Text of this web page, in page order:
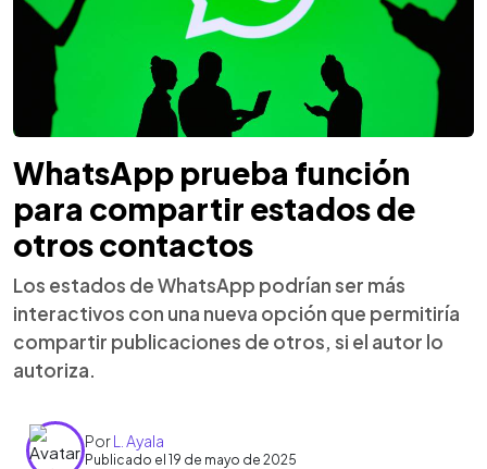
WhatsApp prueba función
para compartir estados de
otros contactos
Los estados de WhatsApp podrían ser más
interactivos con una nueva opción que permitiría
compartir publicaciones de otros, si el autor lo
autoriza.
PorL. Ayala
Publicado el 19 de mayo de 2025